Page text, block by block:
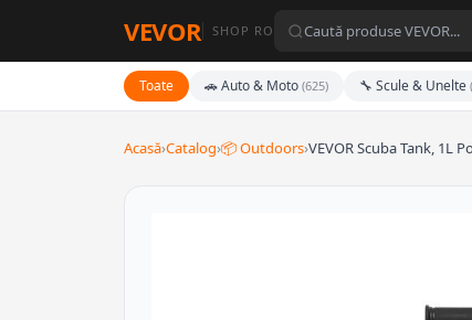
VEVOR SHOP RO
Toate 🚗 Auto & Moto (625) 🔧 Scule & Unelte
Acasă›Catalog›📦 Outdoors›VEVOR Scuba Tank, 1L